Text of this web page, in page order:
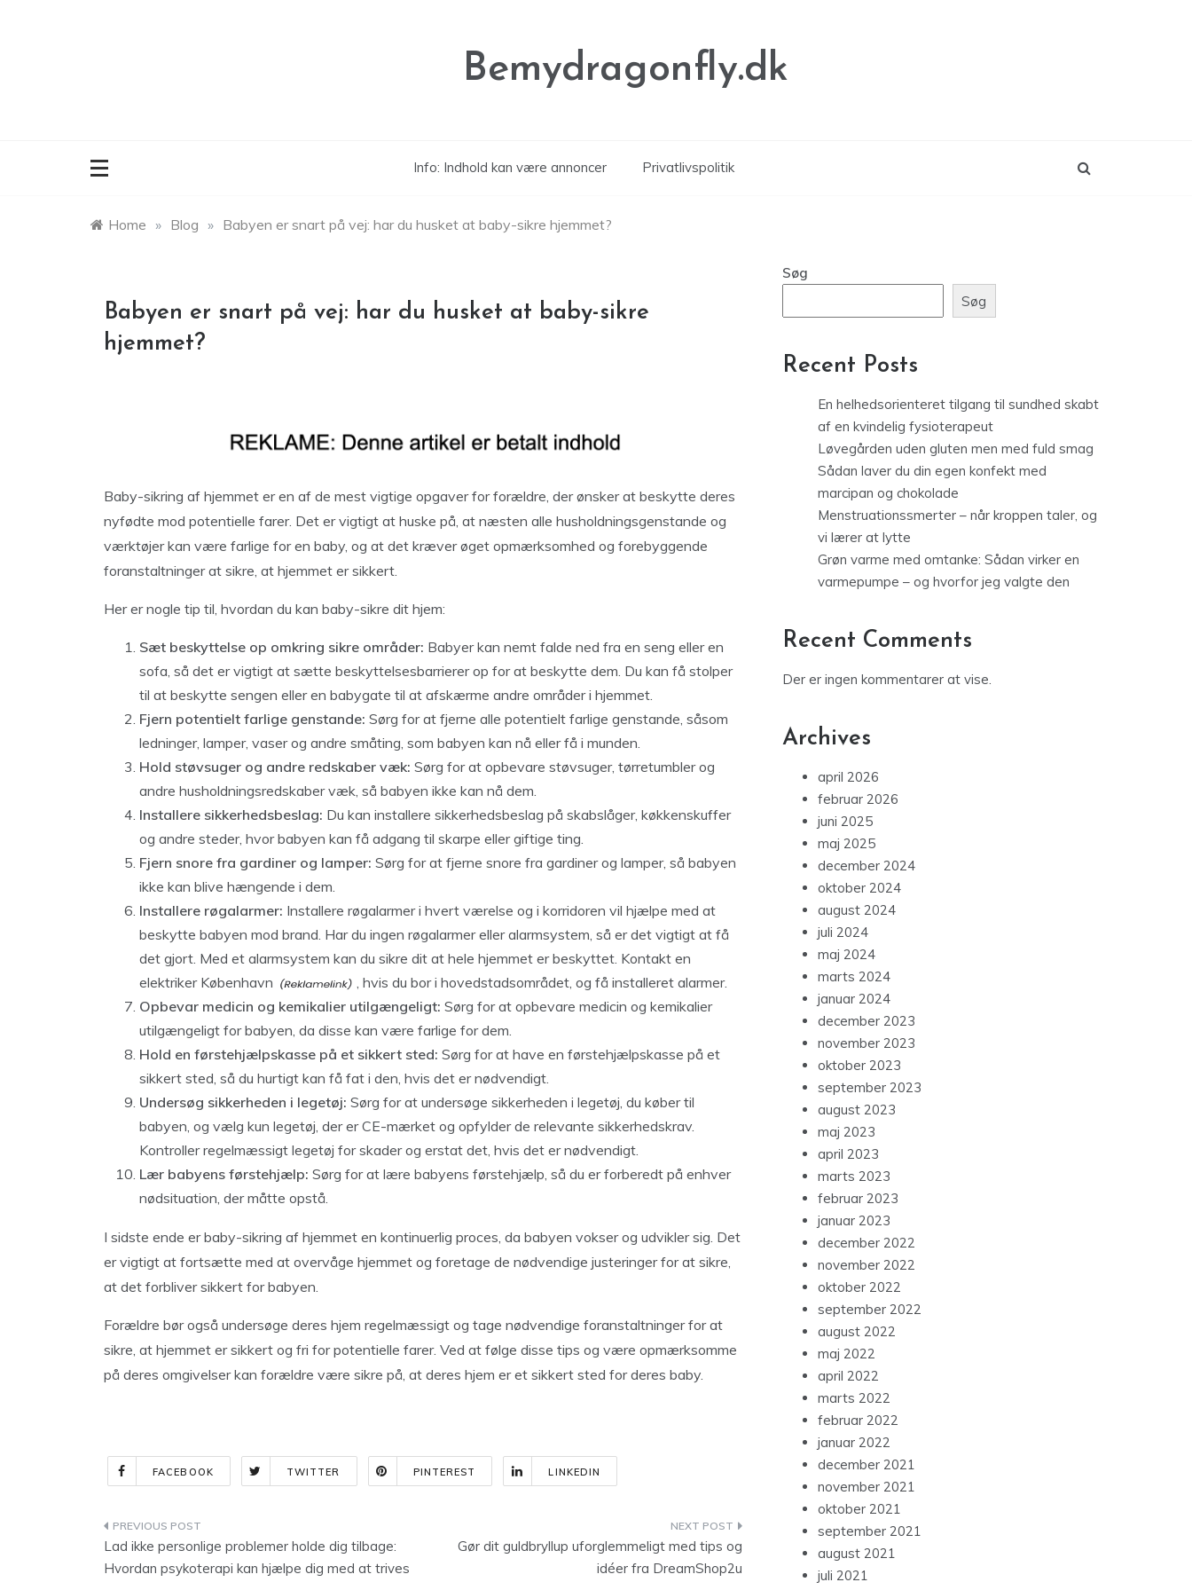
Bemydragonfly.dk
Info: Indhold kan være annoncer Privatlivspolitik
Home » Blog » Babyen er snart på vej: har du husket at baby-sikre hjemmet?
Babyen er snart på vej: har du husket at baby-sikre
hjemmet?
Baby-sikring af hjemmet er en af ​​de mest vigtige opgaver for forældre, der ønsker at beskytte deres
nyfødte mod potentielle farer. Det er vigtigt at huske på, at næsten alle husholdningsgenstande og
værktøjer kan være farlige for en baby, og at det kræver øget opmærksomhed og forebyggende
foranstaltninger at sikre, at hjemmet er sikkert.
Her er nogle tip til, hvordan du kan baby-sikre dit hjem:
Sæt beskyttelse op omkring sikre områder: Babyer kan nemt falde ned fra en seng eller en
sofa, så det er vigtigt at sætte beskyttelsesbarrierer op for at beskytte dem. Du kan få stolper
til at beskytte sengen eller en babygate til at afskærme andre områder i hjemmet.
Fjern potentielt farlige genstande: Sørg for at fjerne alle potentielt farlige genstande, såsom
ledninger, lamper, vaser og andre småting, som babyen kan nå eller få i munden.
Hold støvsuger og andre redskaber væk: Sørg for at opbevare støvsuger, tørretumbler og
andre husholdningsredskaber væk, så babyen ikke kan nå dem.
Installere sikkerhedsbeslag: Du kan installere sikkerhedsbeslag på skabslåger, køkkenskuffer
og andre steder, hvor babyen kan få adgang til skarpe eller giftige ting.
Fjern snore fra gardiner og lamper: Sørg for at fjerne snore fra gardiner og lamper, så babyen
ikke kan blive hængende i dem.
Installere røgalarmer: Installere røgalarmer i hvert værelse og i korridoren vil hjælpe med at
beskytte babyen mod brand. Har du ingen røgalarmer eller alarmsystem, så er det vigtigt at få
det gjort. Med et alarmsystem kan du sikre dit at hele hjemmet er beskyttet. Kontakt en
elektriker København
, hvis du bor i hovedstadsområdet, og få installeret alarmer.
Opbevar medicin og kemikalier utilgængeligt: Sørg for at opbevare medicin og kemikalier
utilgængeligt for babyen, da disse kan være farlige for dem.
Hold en førstehjælpskasse på et sikkert sted: Sørg for at have en førstehjælpskasse på et
sikkert sted, så du hurtigt kan få fat i den, hvis det er nødvendigt.
Undersøg sikkerheden i legetøj: Sørg for at undersøge sikkerheden i legetøj, du køber til
babyen, og vælg kun legetøj, der er CE-mærket og opfylder de relevante sikkerhedskrav.
Kontroller regelmæssigt legetøj for skader og erstat det, hvis det er nødvendigt.
Lær babyens førstehjælp: Sørg for at lære babyens førstehjælp, så du er forberedt på enhver
nødsituation, der måtte opstå.
I sidste ende er baby-sikring af hjemmet en kontinuerlig proces, da babyen vokser og udvikler sig. Det
er vigtigt at fortsætte med at overvåge hjemmet og foretage de nødvendige justeringer for at sikre,
at det forbliver sikkert for babyen.
Forældre bør også undersøge deres hjem regelmæssigt og tage nødvendige foranstaltninger for at
sikre, at hjemmet er sikkert og fri for potentielle farer. Ved at følge disse tips og være opmærksomme
på deres omgivelser kan forældre være sikre på, at deres hjem er et sikkert sted for deres baby.
FACEBOOK TWITTER PINTEREST LINKEDIN
Indlægsnavigation
Lad ikke personlige problemer holde dig tilbage:
Hvordan psykoterapi kan hjælpe dig med at trives
Gør dit guldbryllup uforglemmeligt med tips og
idéer fra DreamShop2u
Søg
Søg
Recent Posts
En helhedsorienteret tilgang til sundhed skabt
af en kvindelig fysioterapeut
Løvegården uden gluten men med fuld smag
Sådan laver du din egen konfekt med
marcipan og chokolade
Menstruationssmerter – når kroppen taler, og
vi lærer at lytte
Grøn varme med omtanke: Sådan virker en
varmepumpe – og hvorfor jeg valgte den
Recent Comments
Der er ingen kommentarer at vise.
Archives
april 2026
februar 2026
juni 2025
maj 2025
december 2024
oktober 2024
august 2024
juli 2024
maj 2024
marts 2024
januar 2024
december 2023
november 2023
oktober 2023
september 2023
august 2023
maj 2023
april 2023
marts 2023
februar 2023
januar 2023
december 2022
november 2022
oktober 2022
september 2022
august 2022
maj 2022
april 2022
marts 2022
februar 2022
januar 2022
december 2021
november 2021
oktober 2021
september 2021
august 2021
juli 2021